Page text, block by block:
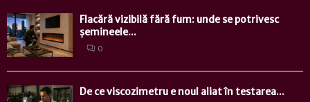
Flacără vizibilă fără fum: unde se potrivesc
șemineele...
0
De ce viscozimetru e noul aliat în testarea...